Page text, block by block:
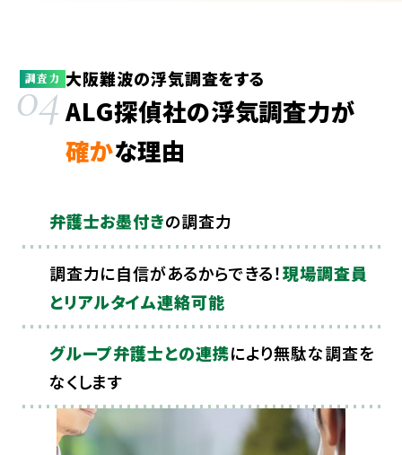
調査力
04大阪難波の浮気調査をする
ALG探偵社の浮気調査力が
確かな理由
弁護士お墨付きの調査力
調査力に自信があるからできる！現場調査員
とリアルタイム連絡可能
グループ弁護士との連携により無駄な調査を
なくします